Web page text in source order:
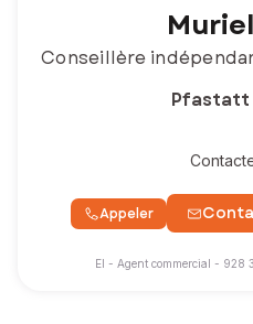
Conseillère
Pfastatt
Appeler
EI - Agent commercial - 928